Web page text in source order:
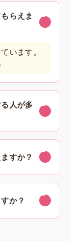
らえま
います。
人が多
すか？
か？